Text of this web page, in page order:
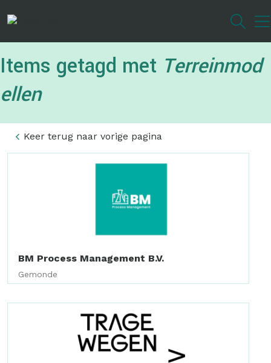
inhoud
Items getagd met Terreinmod
ellen
Keer terug naar vorige pagina
BM Process Management B.V.
Gemonde